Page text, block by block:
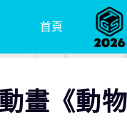
首頁
畫《動